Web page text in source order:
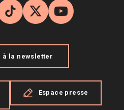
TikTok
X YouTube
à la newsletter
Espace presse